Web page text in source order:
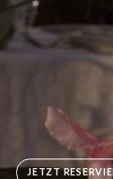
JETZT